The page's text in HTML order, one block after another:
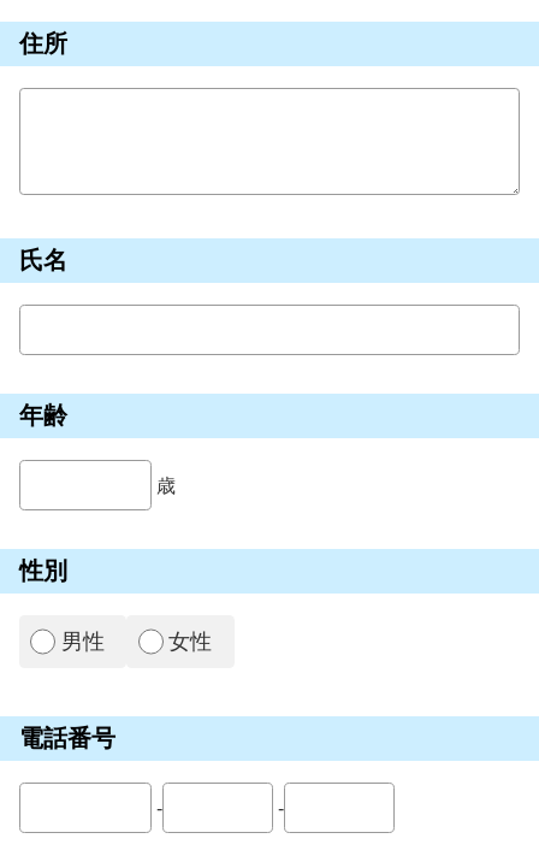
住所
氏名
年齢
歳
性別
男性 女性
電話番号
- -